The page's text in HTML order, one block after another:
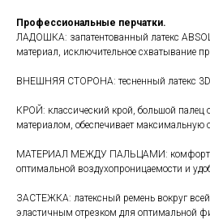
Профессиональные перчатки.
ЛАДОШКА: запатентованный латекс
материал, исключительное схватывание
ВНЕШНЯЯ СТОРОНА: тесненный латекс 3D
КРОЙ: классический крой, большой палец
материалом, обеспечивает максимальную
МАТЕРИАЛ МЕЖДУ ПАЛЬЦАМИ:
оптимальной воздухопроницаемости и
ЗАСТЕЖКА: латексный ремень вокруг
эластичным отрезком для оптимальной